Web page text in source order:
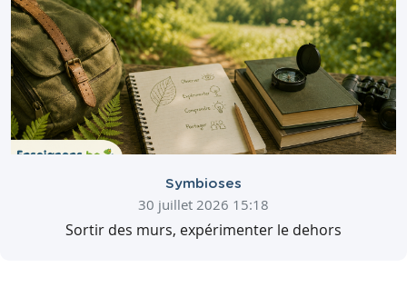
Symbioses
30 juillet 2026 15:18
Sortir des murs, expérimenter le dehors